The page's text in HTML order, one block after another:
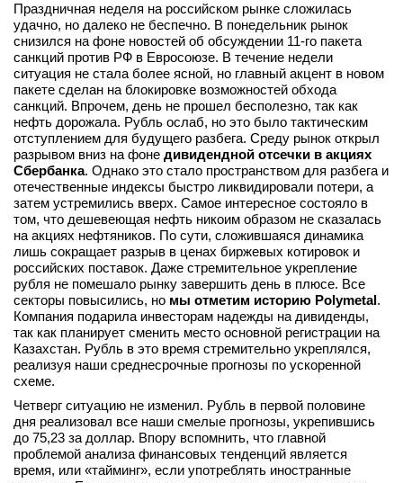
Праздничная неделя на российском рынке сложилась
удачно, но далеко не беспечно. В понедельник рынок
снизился на фоне новостей об обсуждении 11-го пакета
санкций против РФ в Евросоюзе. В течение недели
ситуация не стала более ясной, но главный акцент в новом
пакете сделан на блокировке возможностей обхода
санкций. Впрочем, день не прошел бесполезно, так как
нефть дорожала. Рубль ослаб, но это было тактическим
отступлением для будущего разбега. Среду рынок открыл
разрывом вниз на фоне дивидендной отсечки в акциях
Сбербанка. Однако это стало пространством для разбега и
отечественные индексы быстро ликвидировали потери, а
затем устремились вверх. Самое интересное состояло в
том, что дешевеющая нефть никоим образом не сказалась
на акциях нефтяников. По сути, сложившаяся динамика
лишь сокращает разрыв в ценах биржевых котировок и
российских поставок. Даже стремительное укрепление
рубля не помешало рынку завершить день в плюсе. Все
секторы повысились, но мы отметим историю Polymetal.
Компания подарила инвесторам надежды на дивиденды,
так как планирует сменить место основной регистрации на
Казахстан. Рубль в это время стремительно укреплялся,
реализуя наши среднесрочные прогнозы по ускоренной
схеме.
Четверг ситуацию не изменил. Рубль в первой половине
дня реализовал все наши смелые прогнозы, укрепившись
до 75,23 за доллар. Впору вспомнить, что главной
проблемой анализа финансовых тенденций является
время, или «тайминг», если употреблять иностранные